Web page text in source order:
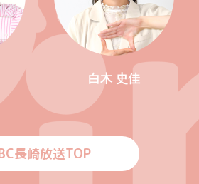
白木 史佳
長崎放送TOP